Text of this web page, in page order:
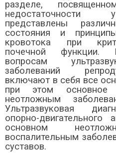
разделе,
недостаточности
представлены
состояния и
кровотока при
почечной функции.
вопросам
заболеваний
включают в себя все
при этом основное
неотложным
Ультразвуковая
опорно-
основном
воспалительным
суставов.